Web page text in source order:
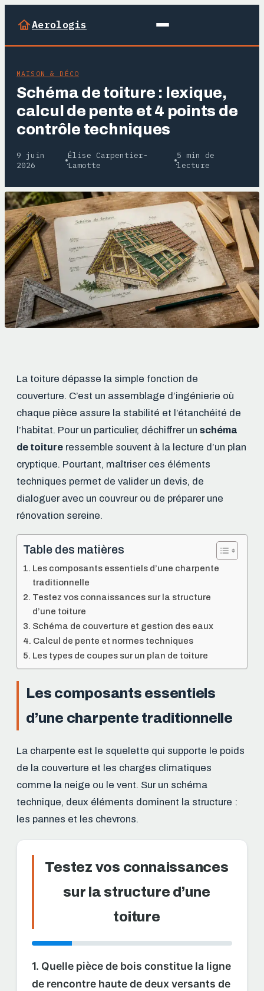
Aerologis
MAISON & DÉCO
Schéma de toiture : lexique,
calcul de pente et 4 points de
contrôle techniques
9 juin
2026
·
Élise Carpentier-
Lamotte
·
5 min de
lecture
La toiture dépasse la simple fonction de
couverture. C’est un assemblage d’ingénierie où
chaque pièce assure la stabilité et l’étanchéité de
l’habitat. Pour un particulier, déchiffrer un schéma
de toiture ressemble souvent à la lecture d’un plan
cryptique. Pourtant, maîtriser ces éléments
techniques permet de valider un devis, de
dialoguer avec un couvreur ou de préparer une
rénovation sereine.
Table des matières
Les composants essentiels d’une charpente
traditionnelle
Testez vos connaissances sur la structure
d’une toiture
Schéma de couverture et gestion des eaux
Calcul de pente et normes techniques
Les types de coupes sur un plan de toiture
Les composants essentiels
d’une charpente traditionnelle
La charpente est le squelette qui supporte le poids
de la couverture et les charges climatiques
comme la neige ou le vent. Sur un schéma
technique, deux éléments dominent la structure :
les pannes et les chevrons.
Testez vos connaissances
sur la structure d’une
toiture
1. Quelle pièce de bois constitue la ligne
de rencontre haute de deux versants de